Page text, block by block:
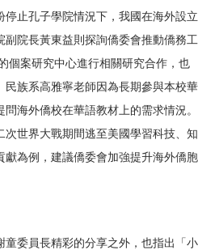
止孔子學院情況下，我國在海外設立
院長黃東益則探詢僑委會推動僑務工
個案研究中心進行相關研究合作，也
民族系高雅寧老師因為長期參與本校華
海外僑校在華語教材上的需求情況。
次世界大戰期間逃至美國學習科技、知
為例，建議僑委會加強提升海外僑胞
委員長精彩的分享之外，也指出「小